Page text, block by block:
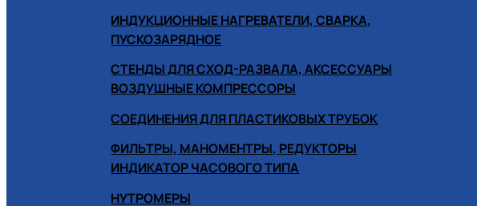
ИНДУКЦИОННЫЕ НАГРЕВАТЕЛИ, СВАРКА,
ПУСКОЗАРЯДНОЕ
СТЕНДЫ ДЛЯ СХОД-РАЗВАЛА, АКСЕССУАРЫ
ВОЗДУШНЫЕ КОМПРЕССОРЫ
СОЕДИНЕНИЯ ДЛЯ ПЛАСТИКОВЫХ ТРУБОК
ФИЛЬТРЫ, МАНОМЕНТРЫ, РЕДУКТОРЫ
ИНДИКАТОР ЧАСОВОГО ТИПА
НУТРОМЕРЫ